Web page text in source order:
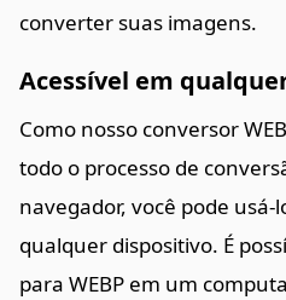
converter suas imagens.
Acessível em
Como nosso conversor
todo o processo de
navegador, você pode
qualquer dispositivo. É
para WEBP em um